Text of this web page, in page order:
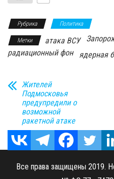
Рубрика Политика
Метки атака ВСУ
радиационный фон
ядерная
Жителей
Подмосковья
предупредили о
возможной
ракетной атаке
Все права защищены 2019.